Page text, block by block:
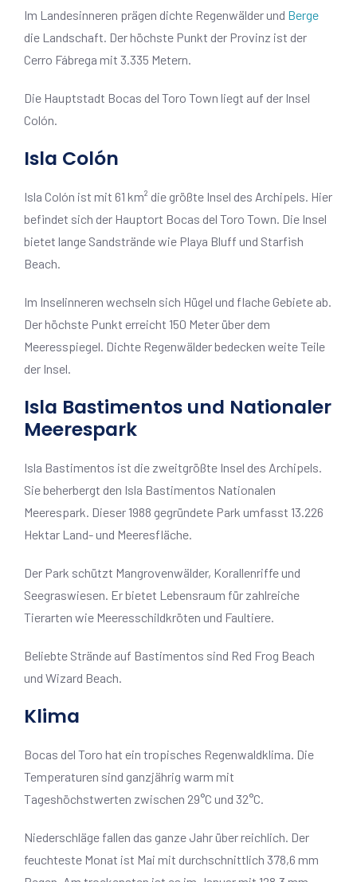
Im Landesinneren prägen dichte Regenwälder und Berge
die Landschaft. Der höchste Punkt der Provinz ist der
Cerro Fábrega mit 3.335 Metern.
Die Hauptstadt Bocas del Toro Town liegt auf der Insel
Colón.
Isla Colón
Isla Colón ist mit 61 km² die größte Insel des Archipels. Hier
befindet sich der Hauptort Bocas del Toro Town. Die Insel
bietet lange Sandstrände wie Playa Bluff und Starfish
Beach.
Im Inselinneren wechseln sich Hügel und flache Gebiete ab.
Der höchste Punkt erreicht 150 Meter über dem
Meeresspiegel. Dichte Regenwälder bedecken weite Teile
der Insel.
Isla Bastimentos und Nationaler
Meerespark
Isla Bastimentos ist die zweitgrößte Insel des Archipels.
Sie beherbergt den Isla Bastimentos Nationalen
Meerespark. Dieser 1988 gegründete Park umfasst 13.226
Hektar Land- und Meeresfläche.
Der Park schützt Mangrovenwälder, Korallenriffe und
Seegraswiesen. Er bietet Lebensraum für zahlreiche
Tierarten wie Meeresschildkröten und Faultiere.
Beliebte Strände auf Bastimentos sind Red Frog Beach
und Wizard Beach.
Klima
Bocas del Toro hat ein tropisches Regenwaldklima. Die
Temperaturen sind ganzjährig warm mit
Tageshöchstwerten zwischen 29°C und 32°C.
Niederschläge fallen das ganze Jahr über reichlich. Der
feuchteste Monat ist Mai mit durchschnittlich 378,6 mm